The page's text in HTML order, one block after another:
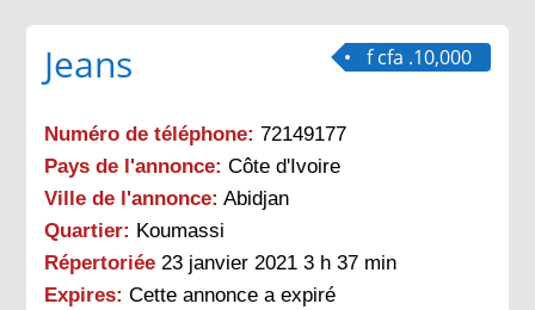
f cfa .10,000
Jeans
Numéro de téléphone: 72149177
Pays de l'annonce: Côte d'Ivoire
Ville de l'annonce: Abidjan
Quartier: Koumassi
Répertoriée 23 janvier 2021 3 h 37 min
Expires: Cette annonce a expiré